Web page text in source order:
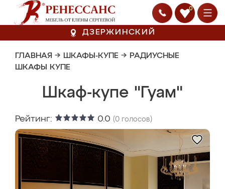
0
ДЗЕРЖИНСКИЙ
ГЛАВНАЯ → ШКАФЫ-КУПЕ → РАДИУСНЫЕ
ШКАФЫ КУПЕ
Шкаф-купе "Гуам"
Рейтинг: 0.0 (0 голосов)